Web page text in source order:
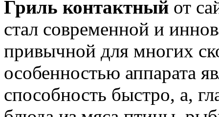
Гриль контактный от
стал современной и
привычной для многих
особенностью аппарата
способность быстро, а,